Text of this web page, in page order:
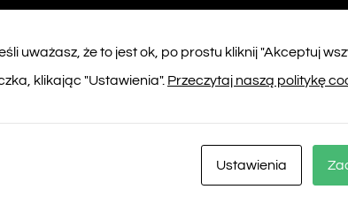
uważasz, że to jest ok, po prostu kliknij "Akceptuj
klikając "Ustawienia". Przeczytaj naszą politykę
Ustawienia